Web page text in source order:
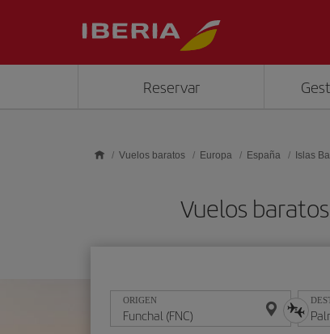
Reservar
Vuelos baratos Europa España Islas
Vuelos
ORIGEN